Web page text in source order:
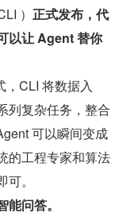
） 正式发布，代
以让 Agent 替你
，CLI 将数据入
列复杂任务，整合
可以瞬间变成
的工程专家和算法
。
问答。